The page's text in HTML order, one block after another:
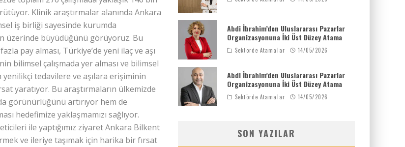
Klinik araştırmalar alanında Ankara
iş birliği sayesinde kurumda
üzerinde büyüdüğünü görüyoruz. Bu
pay alması, Türkiye’de yeni ilaç ve aşı
bilimsel çalışmada yer alması ve bilimsel
tedavilere ve aşılara erişiminin
yaratıyor. Bu araştırmaların ülkemizde
görünürlüğünü artırıyor hem de
hedefimize yaklaşmamızı sağlıyor.
ile yaptığımız ziyaret Ankara Bilkent
ve ileriye taşımak için harika bir fırsat
Abdi İbrahim’den Uluslararası Pazarlar
Organizasyonuna İki Üst Düzey Atama
Sektörde Atamalar 14/05/2026
Abdi İbrahim’den Uluslararası Pazarlar
Organizasyonuna İki Üst Düzey Atama
Sektörde Atamalar 14/05/2026
SON YAZILAR